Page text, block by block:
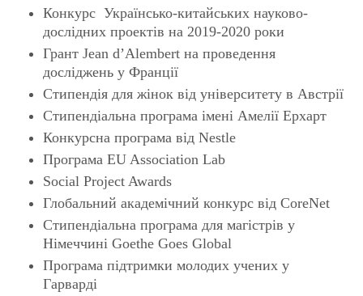
Конкурс Українсько-китайських науково-
дослідних проектів на 2019-2020 роки
Грант Jean d’Alembert на проведення
досліджень у Франції
Стипендія для жінок від університету в Австрії
Стипендіальна програма імені Амелії Ерхарт
Конкурсна програма від Nestle
Програма EU Association Lab
Social Project Awards
Глобальний академічний конкурс від CoreNet
Cтипендіальна програма для магістрів у
Німеччині Goethe Goes Global
Програма підтримки молодих учених у
Гарварді